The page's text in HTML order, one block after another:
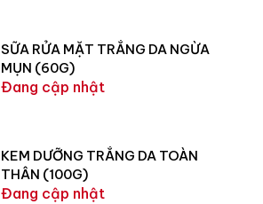
SỮA RỬA MẶT TRẮNG DA NGỪA
MỤN (60G)
Đang cập nhật
KEM DƯỠNG TRẮNG DA TOÀN
THÂN (100G)
Đang cập nhật